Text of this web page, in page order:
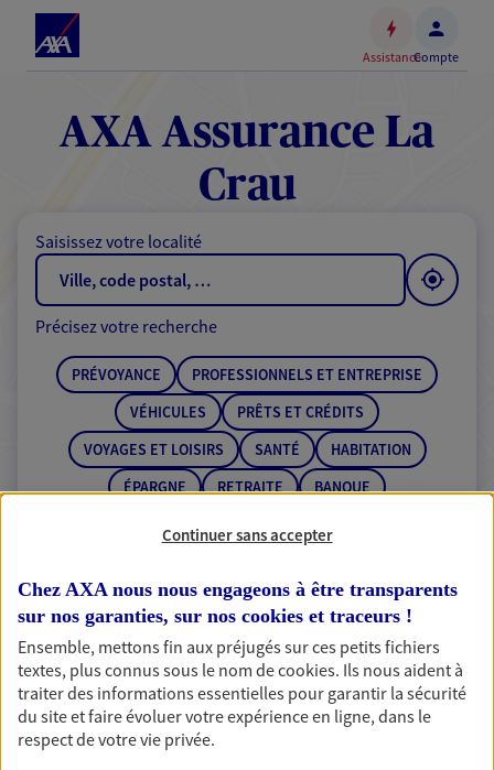
Accéder
contenu
principal
Accéder
au
de
AssistanceCompte
AXA Assurance La
Crau
Saisissez votre localité
RECHERCHER
Précisez votre recherche
PRÉVOYANCE
PROFESSIONNELS ET ENTREPRISE
VÉHICULES
PRÊTS ET CRÉDITS
VOYAGES ET LOISIRS
SANTÉ
HABITATION
ÉPARGNE
RETRAITE BANQUE
1 résultat correspond à votre
recherche
Passer les
résultats
Continuer sans accepter
Chez AXA nous nous engageons à être transparents
sur nos garanties, sur nos cookies et traceurs !
Ensemble, mettons fin aux préjugés sur ces petits fichiers
textes, plus connus sous le nom decookies. Ils nous aident à
traiter des informations essentielles pour garantir la sécurité
du site et faire évoluer votre expérience en ligne, dans le
respect de votre vie privée.